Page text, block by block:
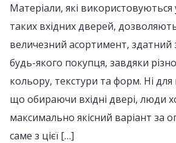
Матеріали, які
таких вхідних дверей,
величезний асортимент,
будь-якого покупця, завдяки
кольору, текстури та форм. Ні для
що обираючи вхідні двері, люди
максимально якісний варіант за
саме з цієї […]